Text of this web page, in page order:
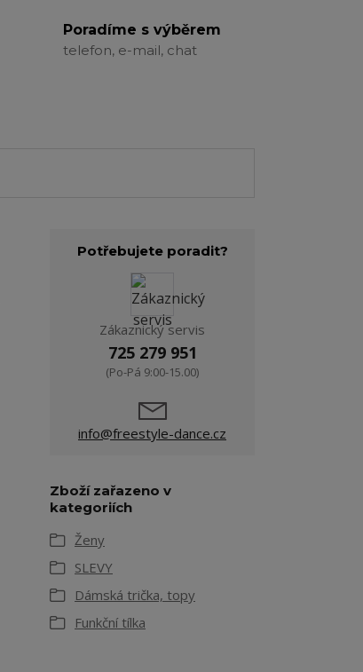
Poradíme s výběrem
telefon, e-mail, chat
Potřebujete poradit?
Zákaznický servis
725 279 951
(Po-Pá 9:00-15.00)
info@freestyle-dance.cz
Zboží zařazeno v
kategoriích
Ženy
SLEVY
Dámská trička, topy
Funkční tílka